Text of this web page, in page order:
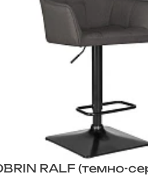
RALF (темно-